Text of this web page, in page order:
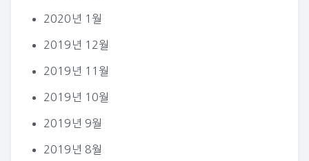
2020년 1월
2019년 12월
2019년 11월
2019년 10월
2019년 9월
2019년 8월